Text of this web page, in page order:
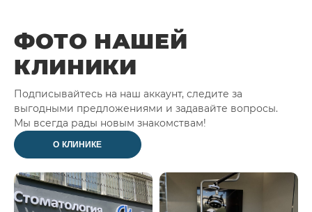
ФОТО НАШЕЙ
КЛИНИКИ
Подписывайтесь на наш аккаунт, следите за
выгодными предложениями и задавайте вопросы.
Мы всегда рады новым знакомствам!
О КЛИНИКЕ